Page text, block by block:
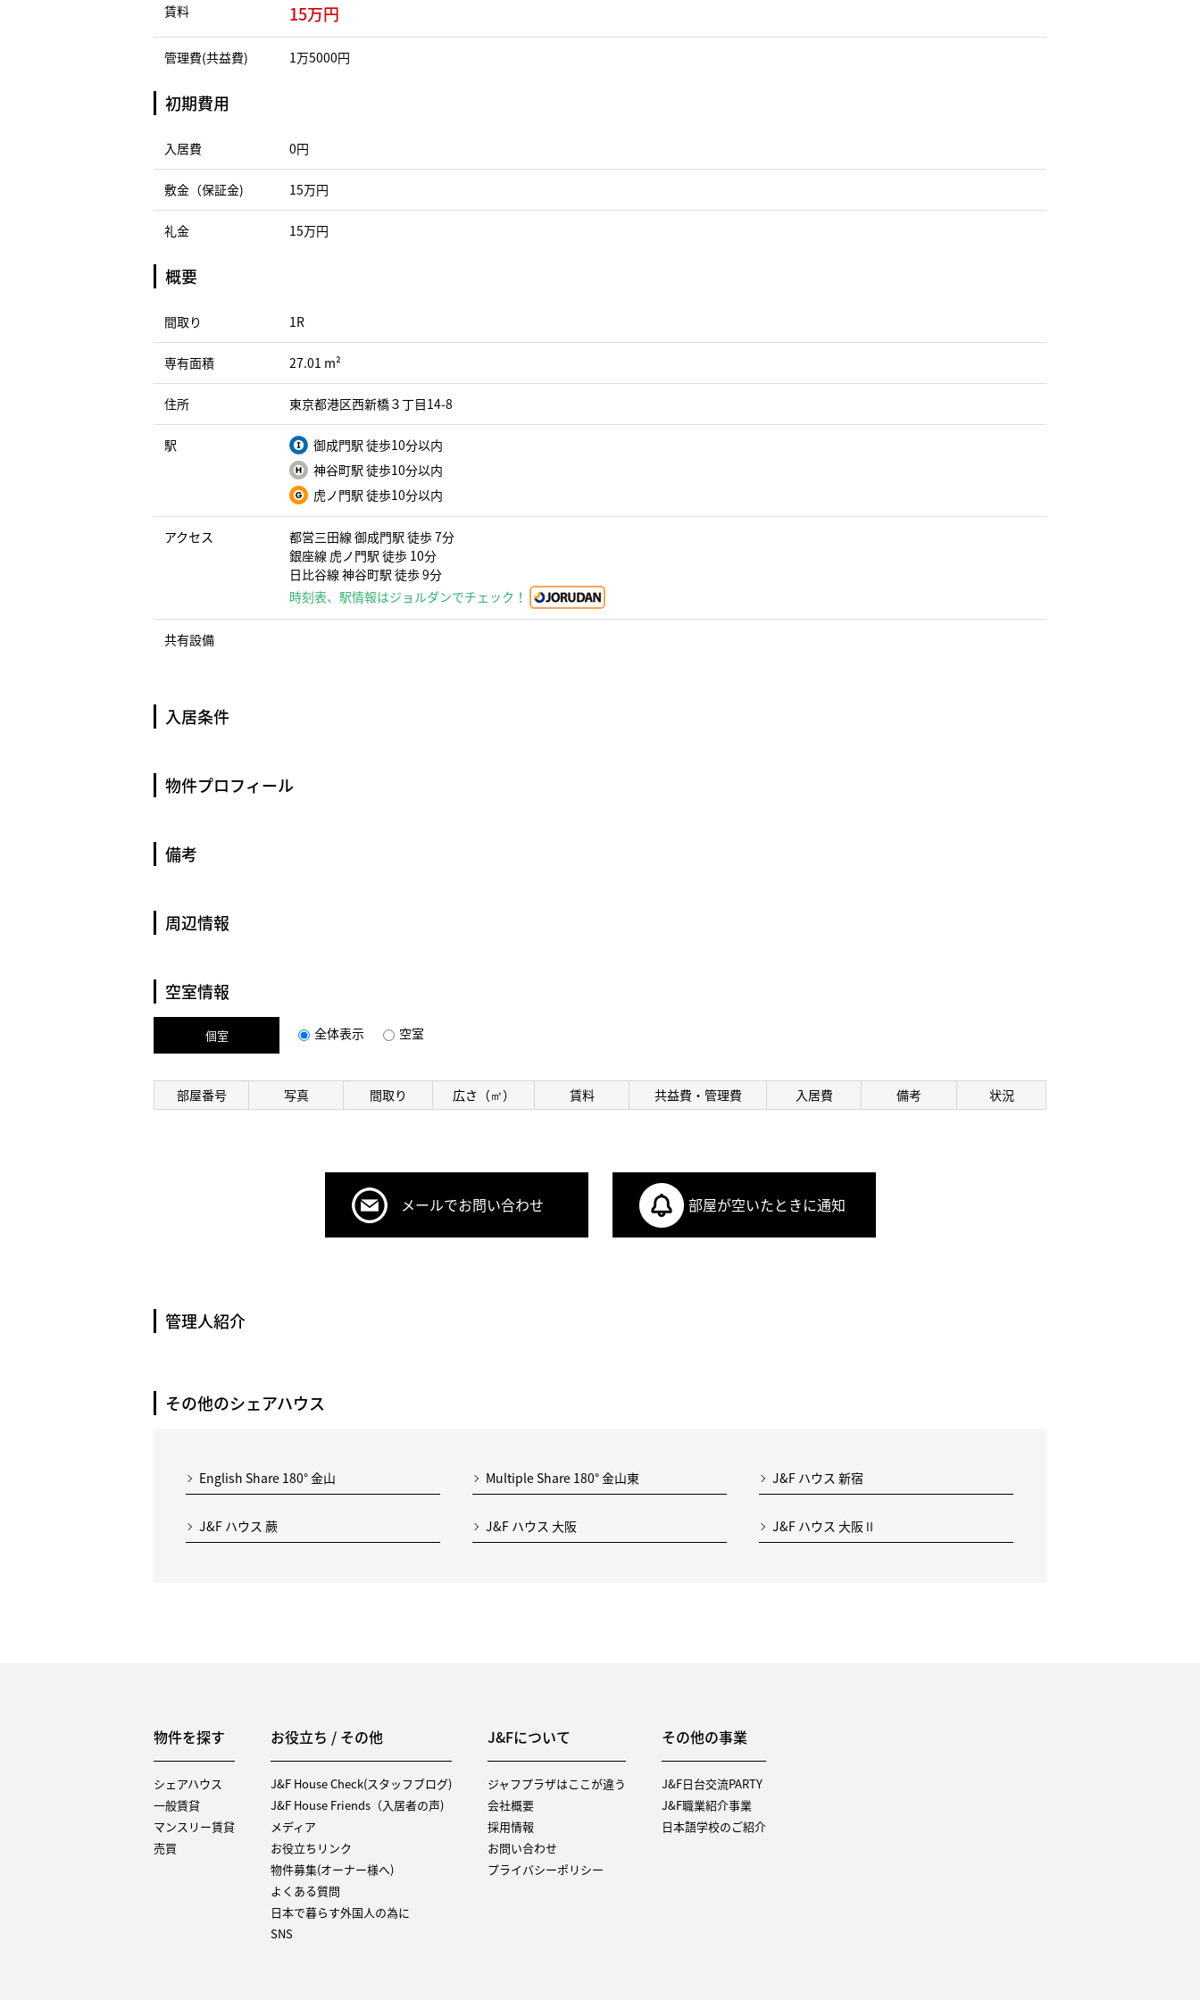
賃料 15万円
管理費(共益費) 1万5000円
初期費用
入居費 0円
敷金（保証金) 15万円
礼金 15万円
概要
間取り 1R
専有面積 27.01 m²
住所 東京都港区西新橋３丁目14-8
駅
御成門駅 徒歩10分以内
神谷町駅 徒歩10分以内
虎ノ門駅 徒歩10分以内
アクセス
都営三田線 御成門駅 徒歩 7分
銀座線 虎ノ門駅 徒歩 10分
日比谷線 神谷町駅 徒歩 9分
時刻表、駅情報はジョルダンでチェック！
共有設備
入居条件
物件プロフィール
備考
周辺情報
空室情報
個室 全体表示 空室
部屋番号 写真 間取り 広さ（㎡） 賃料 共益費・管理費 入居費 備考 状況
メールでお問い合わせ 部屋が空いたときに通知
管理人紹介
その他のシェアハウス
English Share 180° 金山 Multiple Share 180° 金山東 J&F ハウス 新宿
J&F ハウス 蕨 J&F ハウス 大阪 J&F ハウス 大阪Ⅱ
物件を探す
シェアハウス
一般賃貸
マンスリー賃貸
売買
お役立ち / その他
J&F House Check(スタッフブログ)
J&F House Friends（入居者の声)
メディア
お役立ちリンク
物件募集(オーナー様へ)
よくある質問
日本で暮らす外国人の為に
SNS
J&Fについて
ジャフプラザはここが違う
会社概要
採用情報
お問い合わせ
プライバシーポリシー
その他の事業
J&F日台交流PARTY
J&F職業紹介事業
日本語学校のご紹介